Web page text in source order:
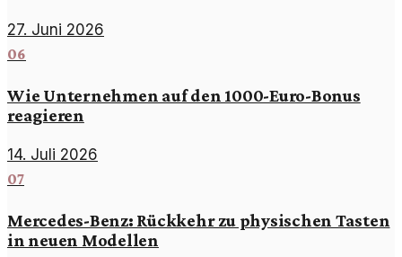
27. Juni 2026
06
Wie Unternehmen auf den 1000-Euro-Bonus
reagieren
14. Juli 2026
07
Mercedes-Benz: Rückkehr zu physischen Tasten
in neuen Modellen